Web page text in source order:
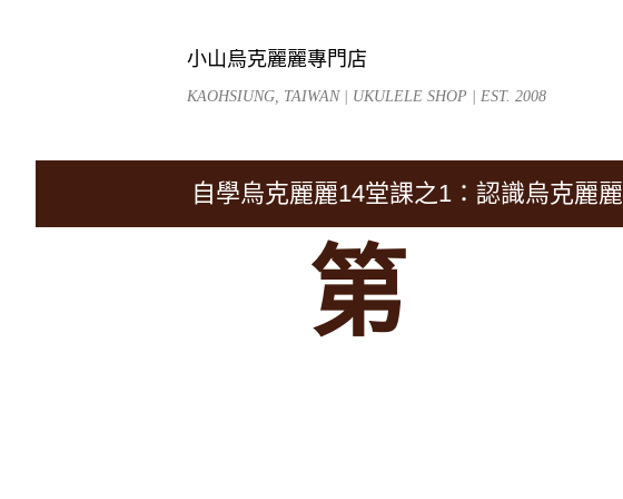
小山烏克麗麗專門店
KAOHSIUNG, TAIWAN | UKULELE SHOP | EST. 2008
自學烏克麗麗14堂課之1：認識烏克麗麗
第